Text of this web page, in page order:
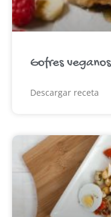
Gofres veganos
Descargar receta